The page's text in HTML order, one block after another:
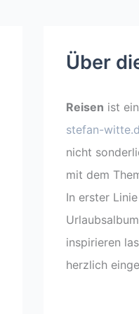
Über
Reisen ist
stefan-
nicht
mit dem
In erster
inspirieren
herzlich